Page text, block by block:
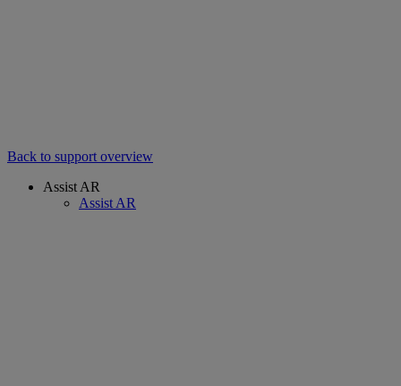
Back to support overview
Assist AR
Assist AR